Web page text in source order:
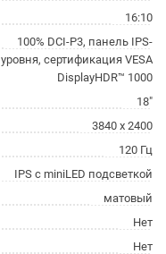
16:10
100% DCI-P3, панель IPS-
уровня, сертификация VESA
DisplayHDR™ 1000
18"
3840 x 2400
120 Гц
IPS с miniLED подсветкой
матовый
Нет
Нет